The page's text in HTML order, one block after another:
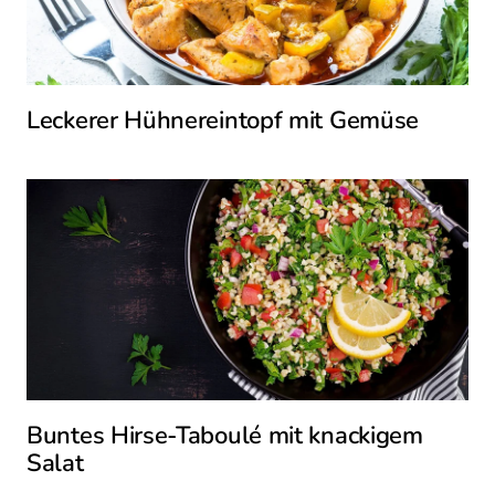
Leckerer Hühnereintopf mit Gemüse
Buntes Hirse-Taboulé mit knackigem
Salat